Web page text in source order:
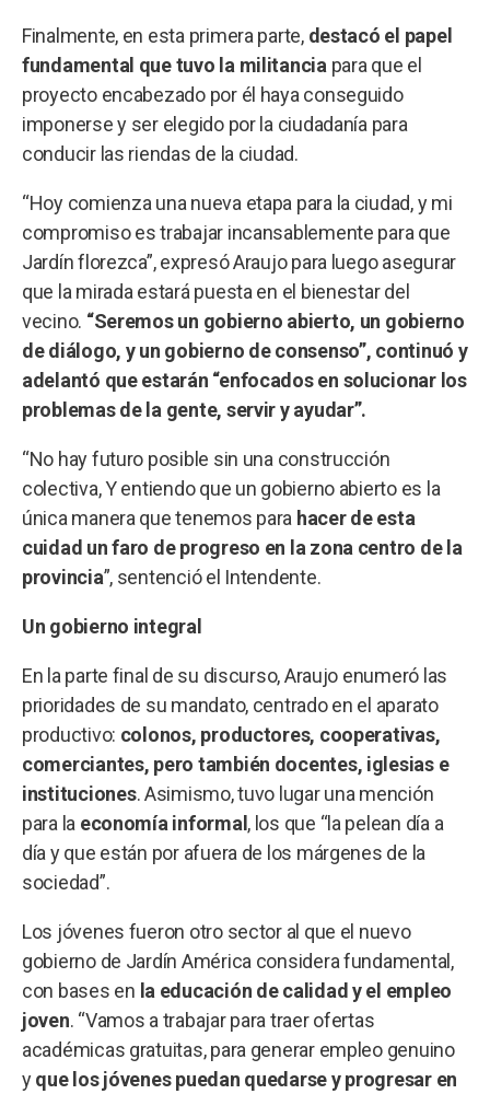
Finalmente, en esta primera parte, destacó el papel
fundamental que tuvo la militanciapara que el
proyecto encabezado por él haya conseguido
imponerse y ser elegido por la ciudadanía para
conducir las riendas de la ciudad.
“Hoy comienza una nueva etapa para la ciudad, y mi
compromiso es trabajar incansablemente para que
Jardín florezca”, expresó Araujo para luego asegurar
que la mirada estará puesta en el bienestar del
vecino. “Seremos un gobierno abierto, un gobierno
de diálogo, y un gobierno de consenso”, continuó y
adelantó que estarán “enfocados en solucionar los
problemas de la gente, servir y ayudar”.
“No hay futuro posible sin una construcción
colectiva, Y entiendo que un gobierno abierto es la
única manera que tenemos para hacer de esta
cuidad un faro de progreso en la zona centro de la
provincia”, sentenció el Intendente.
Un gobierno integral
En la parte final de su discurso, Araujo enumeró las
prioridades de su mandato, centrado en el aparato
productivo: colonos, productores, cooperativas,
comerciantes, pero también docentes, iglesias e
instituciones. Asimismo, tuvo lugar una mención
para la economía informal , los que “la pelean día a
día y que están por afuera de los márgenes de la
sociedad”.
Los jóvenes fueron otro sector al que el nuevo
gobierno de Jardín América considera fundamental,
con bases en la educación de calidad y el empleo
joven. “Vamos a trabajar para traer ofertas
académicas gratuitas, para generar empleo genuino
yque los jóvenes puedan quedarse y progresar en